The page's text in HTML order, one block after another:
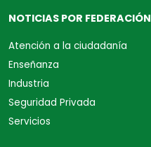
NOTICIAS POR FEDERACIÓN
Atención a la ciudadanía
Enseñanza
Industria
Seguridad Privada
Servicios